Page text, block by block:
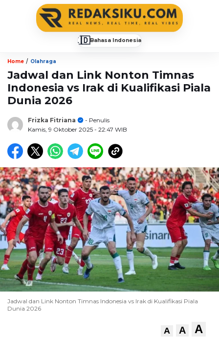
🇮🇩Bahasa Indonesia
Home / Olahraga
Jadwal dan Link Nonton Timnas
Indonesia vs Irak di Kualifikasi Piala
Dunia 2026
Frizka Fitriana
- Penulis
Kamis, 9 Oktober 2025 - 22:47 WIB
Jadwal dan Link Nonton Timnas Indonesia vs Irak di Kualifikasi Piala
Dunia 2026
A A A